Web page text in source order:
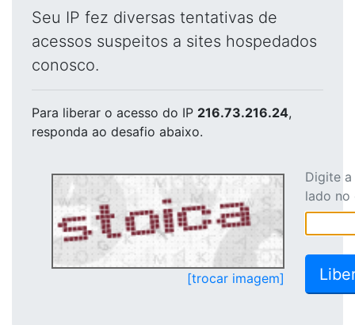
Seu IP fez diversas tentativas de
acessos suspeitos a sites hospedados
conosco.
Para liberar o acesso do IP 216.73.216.24,
responda ao desafio abaixo.
[trocar imagem]
Digite
lado no